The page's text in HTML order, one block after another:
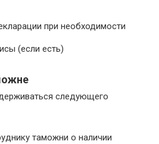
при необходимости
(если есть)
следующего
таможни о наличии